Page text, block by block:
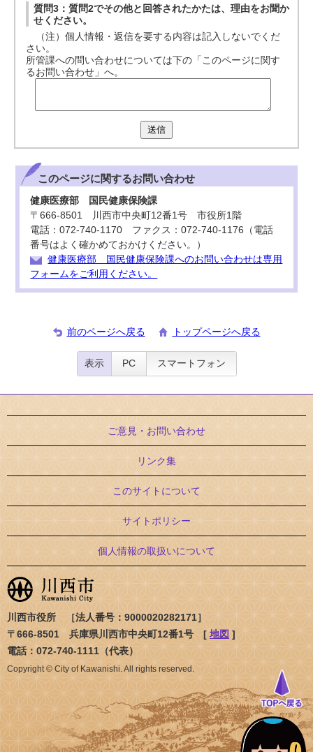
質問3：質問2でその他と回答されたかたは、理由をお聞か
せください。
（注）個人情報・返信を要する内容は記入しないでくだ
さい。
所管課への問い合わせについては下の「このページに関す
るお問い合わせ」へ。
送信
このページに関するお問い合わせ
健康医療部 国民健康保険課
〒666-8501 川西市中央町12番1号 市役所1階
電話：072-740-1170 ファクス：072-740-1176（電話
番号はよく確かめておかけください。）
健康医療部 国民健康保険課へのお問い合わせは専用
フォームをご利用ください。
前のページへ戻る トップページへ戻る
表示 PC スマートフォン
ご意見・お問い合わせ
リンク集
このサイトについて
サイトポリシー
個人情報の取扱いについて
川西市役所 ［法人番号：9000020282171］
〒666-8501 兵庫県川西市中央町12番1号 [ 地図 ]
電話：072-740-1111（代表）
Copyright © City of Kawanishi. All rights reserved.